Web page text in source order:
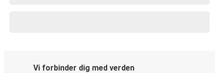
Vi forbinder dig med verden